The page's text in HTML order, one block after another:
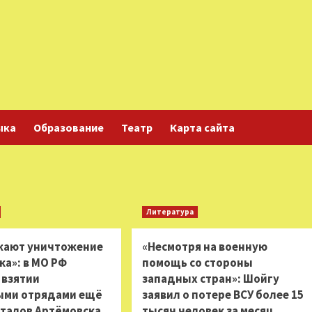
Образование Театр Карта сайта
уничтожение
в МО РФ
отрядами ещё
Литература
«Несмотря на военную
помощь со стороны
западных стран»: Шойгу
заявил о потере ВСУ более 15